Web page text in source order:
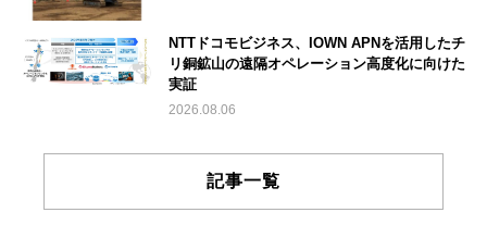
NTTドコモビジネス、IOWN APNを活用したチ
リ銅鉱山の遠隔オペレーション高度化に向けた
実証
2026.08.06
記事一覧